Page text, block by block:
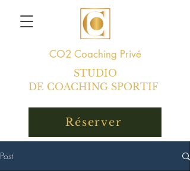
CO2 Coaching Privé
STUDIO
DE COACHING SPORTIF
Réserver
Post